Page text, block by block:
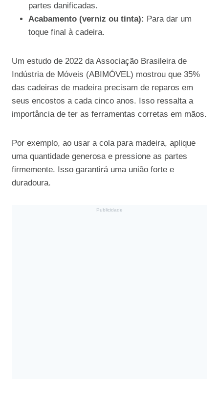
partes danificadas.
Acabamento (verniz ou tinta): Para dar um
toque final à cadeira.
Um estudo de 2022 da Associação Brasileira de
Indústria de Móveis (ABIMÓVEL) mostrou que 35%
das cadeiras de madeira precisam de reparos em
seus encostos a cada cinco anos. Isso ressalta a
importância de ter as ferramentas corretas em mãos.
Por exemplo, ao usar a cola para madeira, aplique
uma quantidade generosa e pressione as partes
firmemente. Isso garantirá uma união forte e
duradoura.
Publicidade